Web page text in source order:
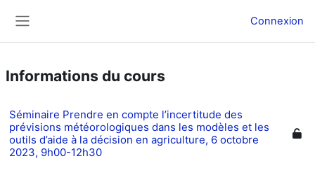
Connexion
Informations du cours
Séminaire Prendre en compte l’incertitude des
prévisions météorologiques dans les modèles et les
outils d’aide à la décision en agriculture, 6 octobre
2023, 9h00-12h30